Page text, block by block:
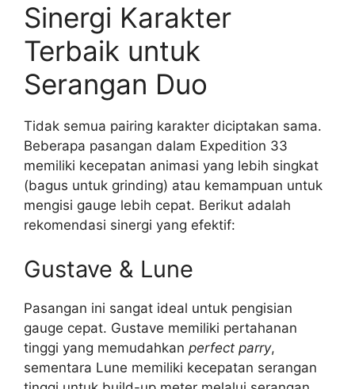
Sinergi Karakter
Terbaik untuk
Serangan Duo
Tidak semua pairing karakter diciptakan sama.
Beberapa pasangan dalam Expedition 33
memiliki kecepatan animasi yang lebih singkat
(bagus untuk grinding) atau kemampuan untuk
mengisi gauge lebih cepat. Berikut adalah
rekomendasi sinergi yang efektif:
Gustave & Lune
Pasangan ini sangat ideal untuk pengisian
gauge cepat. Gustave memiliki pertahanan
tinggi yang memudahkan perfect parry,
sementara Lune memiliki kecepatan serangan